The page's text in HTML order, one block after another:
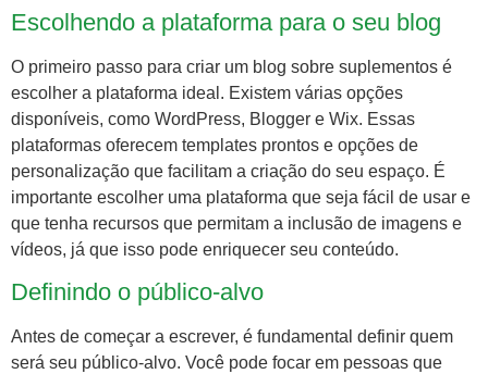
Escolhendo a plataforma para o seu blog
O primeiro passo para criar um blog sobre suplementos é
escolher a plataforma ideal. Existem várias opções
disponíveis, como WordPress, Blogger e Wix. Essas
plataformas oferecem templates prontos e opções de
personalização que facilitam a criação do seu espaço. É
importante escolher uma plataforma que seja fácil de usar e
que tenha recursos que permitam a inclusão de imagens e
vídeos, já que isso pode enriquecer seu conteúdo.
Definindo o público-alvo
Antes de começar a escrever, é fundamental definir quem
será seu público-alvo. Você pode focar em pessoas que